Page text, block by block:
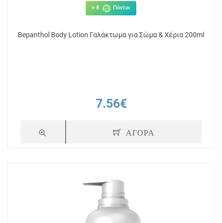
+ 8 Πόντοι
Bepanthol Body Lotion Γαλάκτωμα για Σώμα & Χέρια 200ml
7.56€
ΑΓΟΡΑ